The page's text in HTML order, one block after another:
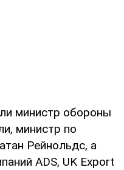
министр обороны
министр по
Рейнольдс, а
ADS, UK Export